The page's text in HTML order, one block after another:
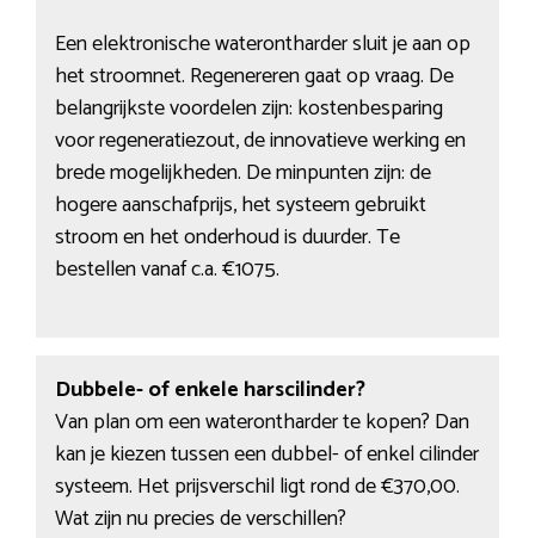
Een elektronische waterontharder sluit je aan op
het stroomnet. Regenereren gaat op vraag. De
belangrijkste voordelen zijn: kostenbesparing
voor regeneratiezout, de innovatieve werking en
brede mogelijkheden. De minpunten zijn: de
hogere aanschafprijs, het systeem gebruikt
stroom en het onderhoud is duurder. Te
bestellen vanaf c.a. €1075.
Dubbele- of enkele harscilinder?
Van plan om een waterontharder te kopen? Dan
kan je kiezen tussen een dubbel- of enkel cilinder
systeem. Het prijsverschil ligt rond de €370,00.
Wat zijn nu precies de verschillen?